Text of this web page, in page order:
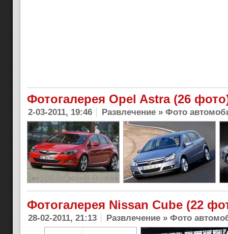
Фотогалерея Opel Astra (26
2-03-2011, 19:46 Развлечение » Фото
Фотогалерея Nissan Cube (22
28-02-2011, 21:13 Развлечение » Фото